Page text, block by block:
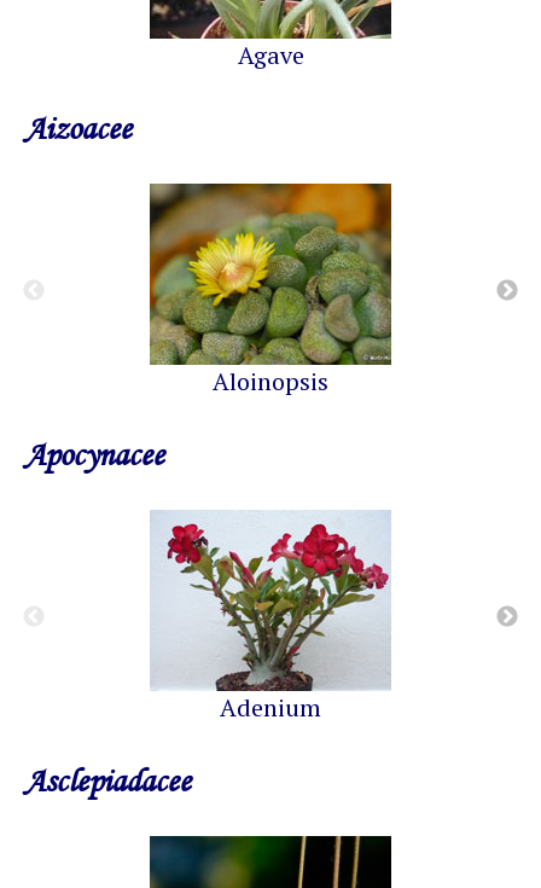
Agave
Aizoacee
Aloinopsis
Apocynacee
Adenium
Asclepiadacee